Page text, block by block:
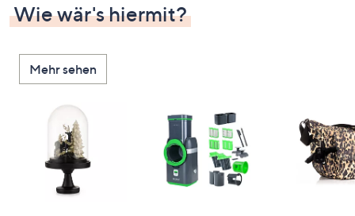
Wie wär's hiermit?
Mehr sehen